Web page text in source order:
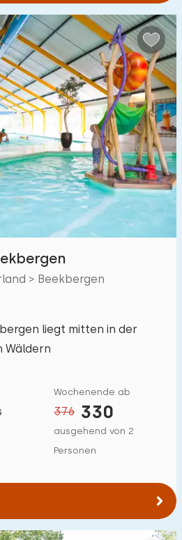
10 20
10 20
10 20
(max. km):
> Beekbergen
liegt mitten in der
Wäldern
Wochenende ab
376 330
ausgehend von 2
Personen